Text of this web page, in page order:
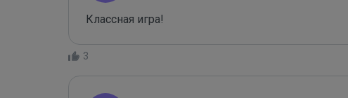
Классная игра!
3